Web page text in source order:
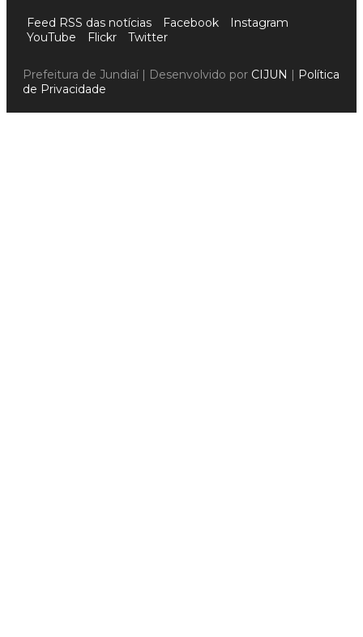
Feed RSS das notícias Facebook
Instagram
YouTube
Flickr Twitter
Prefeitura de Jundiaí | Desenvolvido por CIJUN | Política
de Privacidade